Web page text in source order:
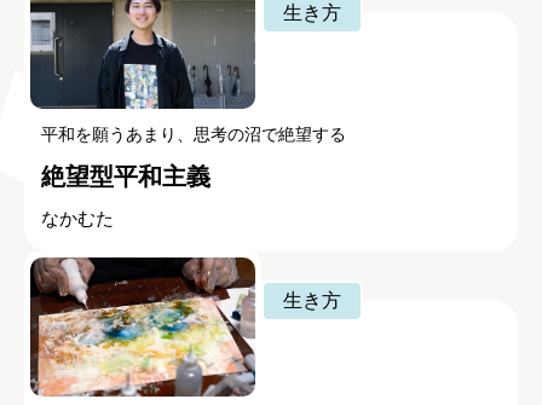
生き方
平和を願うあまり、思考の沼で絶望する
絶望型平和主義
なかむた
生き方